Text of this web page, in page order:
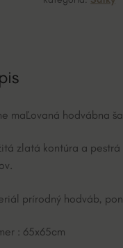
maĽovaná hodvábna
zlatá kontúra a
prírodný hodváb,
: 65x65cm